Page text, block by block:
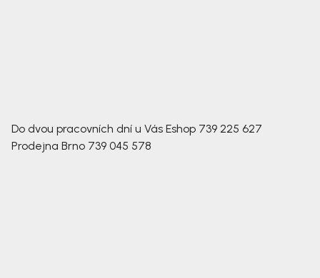
Do dvou pracovních dní u Vás Eshop 739 225 627
Prodejna Brno 739 045 578